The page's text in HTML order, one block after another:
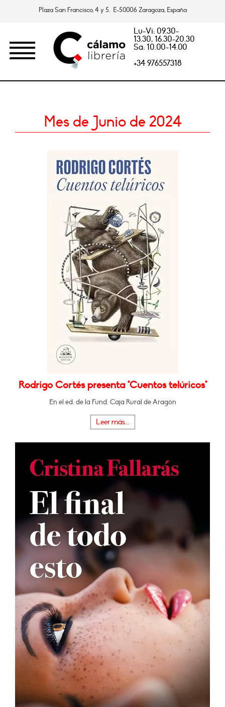
Plaza San Francisco, 4 y 5. E-50006 Zaragoza, España
Lu-Vi: 09.30-
13.30, 16.30-20.30
Sa: 10.00-14.00
+34 976557318
Mes de Junio de 2024
Rodrigo Cortés presenta "Cuentos telúricos"
En el ed. de la Fund. Caja Rural de Aragón
Leer más...